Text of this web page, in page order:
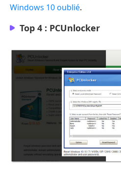
Windows 10 oublié.
Top 4 : PCUnlocker